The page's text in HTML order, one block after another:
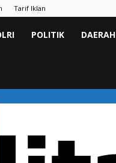
Tarif Iklan
POLITIK DAERAH